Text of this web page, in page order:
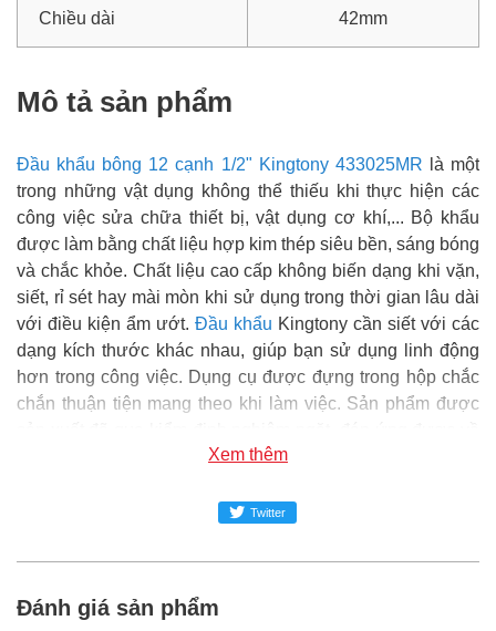
Chiều dài 42mm
Mô tả sản phẩm
Đầu khẩu bông 12 cạnh 1/2" Kingtony 433025MR là một
trong những vật dụng không thể thiếu khi thực hiện các
công việc sửa chữa thiết bị, vật dụng cơ khí,... Bộ khẩu
được làm bằng chất liệu hợp kim thép siêu bền, sáng bóng
và chắc khỏe. Chất liệu cao cấp không biến dạng khi vặn,
siết, rỉ sét hay mài mòn khi sử dụng trong thời gian lâu dài
với điều kiện ẩm ướt. Đầu khẩu Kingtony cần siết với các
dạng kích thước khác nhau, giúp bạn sử dụng linh động
hơn trong công việc. Dụng cụ được đựng trong hộp chắc
chắn thuận tiện mang theo khi làm việc. Sản phẩm được
tiêu chuẩn kỹ thuật, chất lượng đảm bảo và an toàn trong
phân phối và cung cấp sản phẩm Đầu khẩu
Đại siêu thị Vật tư phụ tùng SUPER-MRO.COM hơn 10
Xem thêm
Twitter
Đánh giá sản phẩm